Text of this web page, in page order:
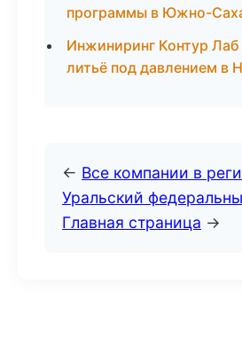
программы в Южно-
Инжиниринг Контур
литьё под давлением в
← Все компании в
Уральский
Главная страница →